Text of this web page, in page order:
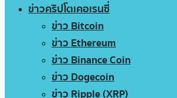
ข่าวคริปโตเคอเรนซี่
ข่าว Bitcoin
ข่าว Ethereum
ข่าว Binance Coin
ข่าว Dogecoin
ข่าว Ripple (XRP)